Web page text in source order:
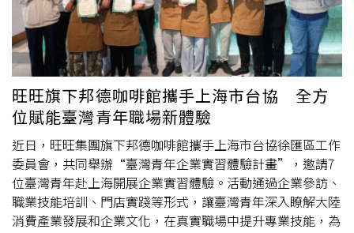
讓你重新燃起冒險精神。適合安排旅行、學習新技能或規劃
未來目標。感情方面因共同理想而更加靠近。摩羯座本週共
同財務與合作開始回到正軌。之前延遲的貸款、保險、投資
或資金問題有望逐步解決。太陽進入獅子座後，也讓你開始
重新整理內在情緒，放下不必要的壓力。感情方面更加願意
坦承自己的真實感受。水瓶座水星順行讓伴侶、合作關係恢
復穩定，之前反覆討論的事情終於能夠達成共識。太陽進入
對宮獅子座，單身者桃花運明顯提升，也容易遇見欣賞自己
的人。有伴侶者適合重新規劃兩人的共同未來。雙魚座本週
工作效率逐漸提升，之前混亂的工作流程開始恢復正常。太
陽進入健康宮位，提醒你重新建立規律生活與運動習慣。感
情方面則因生活步調穩定而更加安心。保持良好的作息，將
友介紹而認識談得來的新對象。●雙子座本週雙子座財務將
迎來新的規劃方向。巨蟹新月有助於重新建立收入目標，也
適合整理帳務、規劃預算與理財。水逆期間仍需避免衝動消
費與重複購買。工作上你的專業逐漸受到肯定，只要保持細
心，將有望迎來新的合作與收入來源。●巨蟹座本週是屬於
巨蟹座的全新開始。巨蟹新月落在你的命宮，象徵新的十二
個月正式展開，非常適合設定人生新目標、改變形象、培養
新習慣。水逆也提醒你放慢腳步，先完成未竟事項再迎接新
的挑戰。感情運回升，勇敢表達真心，將收穫更多支持與溫
暖。●獅子座本週獅子座適合讓自己沉澱休息，重新整理內
心的壓力。巨蟹新月帶來療癒與放下的能量，許多困擾將逐
漸找到答案。工作上不宜急著做重大決策，先觀察情勢更有
旺旺旗下邦德咖啡館攜手上海市台協 全方
位賦能臺灣青年職場新體驗
近日，旺旺集團旗下邦德咖啡館攜手上海市台協徐匯區工作
委員會，共同舉辦“臺灣青年企業實習體驗計畫”，邀請7
位臺灣青年赴上海開展企業實習體驗。活動通過企業參訪、
職業技能培訓、門店實踐等形式，讓臺灣青年深入瞭解大陸
消費產業發展和企業文化，在真實職場中提升專業技能，為